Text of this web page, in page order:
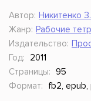
Автор: Никитенко
Жанр: Рабочие
Издательство:
Год:
2011
Страницы: 95
Формат:
fb2, epub,